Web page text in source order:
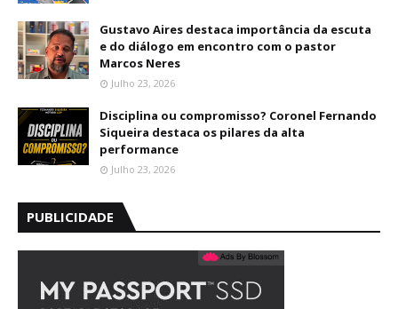
Gustavo Aires destaca importância da escuta
e do diálogo em encontro com o pastor
Marcos Neres
Julho 23, 2026
Disciplina ou compromisso? Coronel Fernando
Siqueira destaca os pilares da alta
performance
Julho 23, 2026
PUBLICIDADE